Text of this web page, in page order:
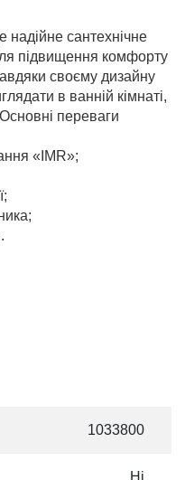
сантехнічне
підвищення комфорту
своєму дизайну
в ванній кімнаті,
переваги
«IMR»;
1033800
Ні